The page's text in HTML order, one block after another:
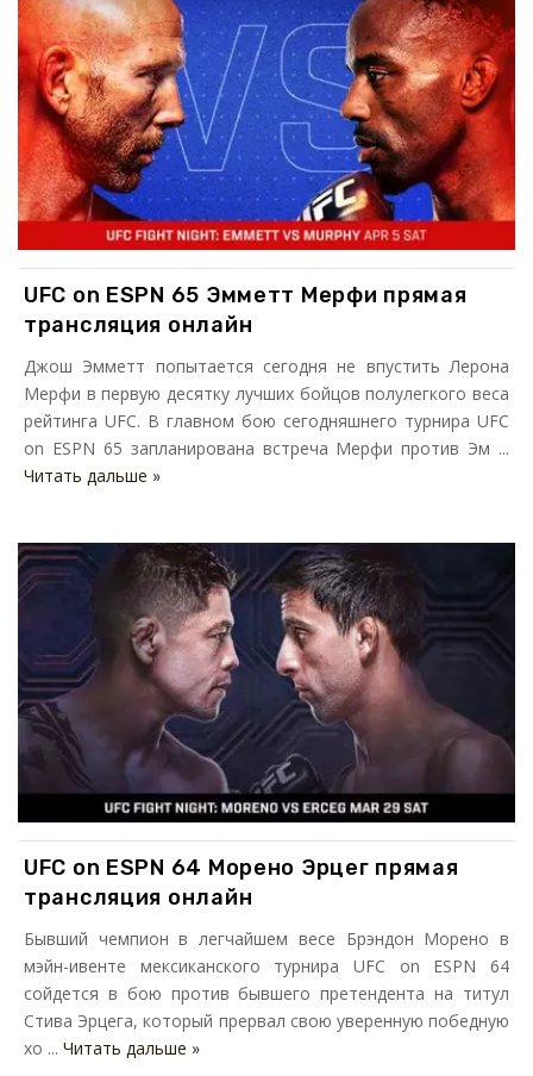
UFC on ESPN 65 Эмметт Мерфи прямая
трансляция онлайн
Джош Эмметт попытается сегодня не впустить Лерона
Мерфи в первую десятку лучших бойцов полулегкого веса
рейтинга UFC. В главном бою сегодняшнего турнира UFC
on ESPN 65 запланирована встреча Мерфи против Эм ...
Читать дальше »
UFC on ESPN 64 Морено Эрцег прямая
трансляция онлайн
Бывший чемпион в легчайшем весе Брэндон Морено в
мэйн-ивенте мексиканского турнира UFC on ESPN 64
сойдется в бою против бывшего претендента на титул
Стива Эрцега, который прервал свою уверенную победную
хо ... Читать дальше »